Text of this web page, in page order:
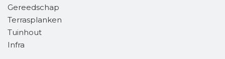
Gereedschap
Terrasplanken
Tuinhout
Infra